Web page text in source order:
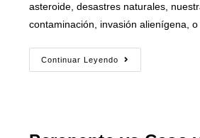
asteroide, desastres naturales,
contaminación, invasión alienígena,
Continuar Leyendo